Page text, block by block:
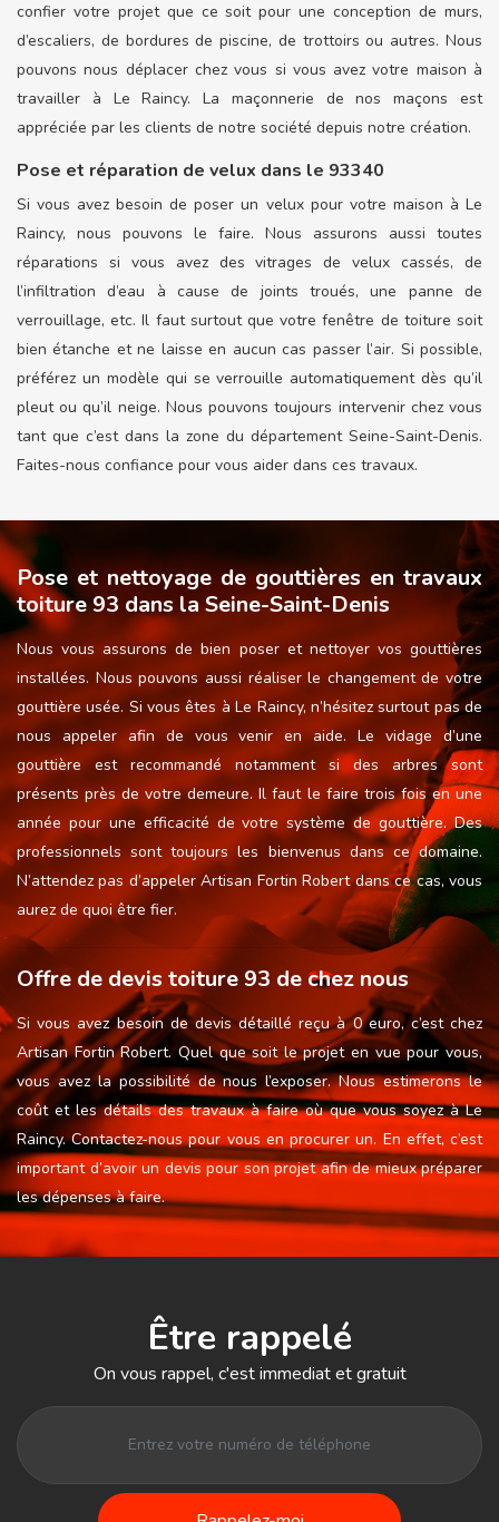
confier votre projet que ce soit pour une conception de murs,
d’escaliers, de bordures de piscine, de trottoirs ou autres. Nous
pouvons nous déplacer chez vous si vous avez votre maison à
travailler à Le Raincy. La maçonnerie de nos maçons est
appréciée par les clients de notre société depuis notre création.
Pose et réparation de velux dans le 93340
Si vous avez besoin de poser un velux pour votre maison à Le
Raincy, nous pouvons le faire. Nous assurons aussi toutes
réparations si vous avez des vitrages de velux cassés, de
l’infiltration d’eau à cause de joints troués, une panne de
verrouillage, etc. Il faut surtout que votre fenêtre de toiture soit
bien étanche et ne laisse en aucun cas passer l’air. Si possible,
préférez un modèle qui se verrouille automatiquement dès qu’il
pleut ou qu’il neige. Nous pouvons toujours intervenir chez vous
tant que c’est dans la zone du département Seine-Saint-Denis.
Faites-nous confiance pour vous aider dans ces travaux.
Pose et nettoyage de gouttières en travaux
toiture 93 dans la Seine-Saint-Denis
Nous vous assurons de bien poser et nettoyer vos gouttières
installées. Nous pouvons aussi réaliser le changement de votre
gouttière usée. Si vous êtes à Le Raincy, n’hésitez surtout pas de
nous appeler afin de vous venir en aide. Le vidage d’une
gouttière est recommandé notamment si des arbres sont
présents près de votre demeure. Il faut le faire trois fois en une
année pour une efficacité de votre système de gouttière. Des
professionnels sont toujours les bienvenus dans ce domaine.
N’attendez pas d’appeler Artisan Fortin Robert dans ce cas, vous
aurez de quoi être fier.
Offre de devis toiture 93 de chez nous
Si vous avez besoin de devis détaillé reçu à 0 euro, c’est chez
Artisan Fortin Robert. Quel que soit le projet en vue pour vous,
vous avez la possibilité de nous l’exposer. Nous estimerons le
coût et les détails des travaux à faire où que vous soyez à Le
Raincy. Contactez-nous pour vous en procurer un. En effet, c’est
important d’avoir un devis pour son projet afin de mieux préparer
les dépenses à faire.
Être rappelé
On vous rappel, c'est immediat et gratuit